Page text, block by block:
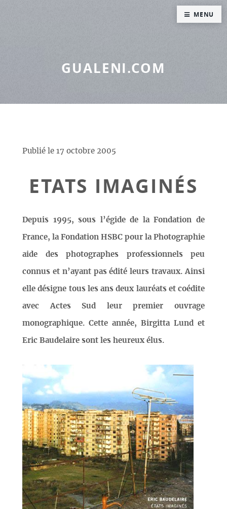
GUALENI.COM
Publié le 17 octobre 2005
ETATS IMAGINÉS
Depuis 1995, sous l’égide de la Fondation de
France, la Fondation HSBC pour la Photographie
aide des photographes professionnels peu
connus et n’ayant pas édité leurs travaux. Ainsi
elle désigne tous les ans deux lauréats et coédite
avec Actes Sud leur premier ouvrage
monographique. Cette année, Birgitta Lund et
Eric Baudelaire sont les heureux élus.
MENU